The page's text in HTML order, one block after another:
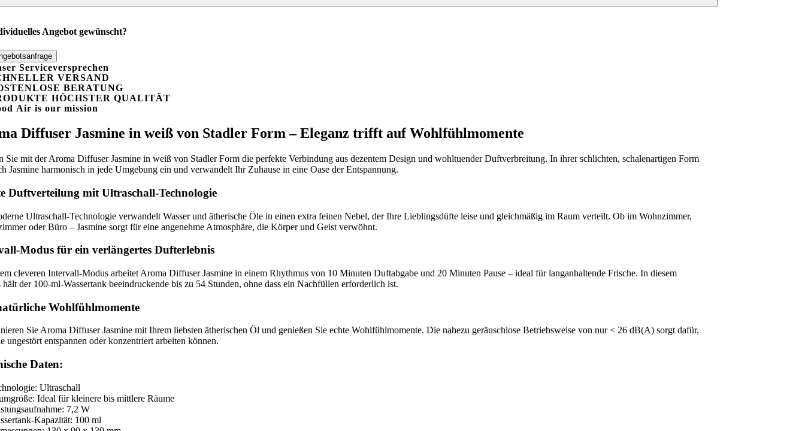
Angebot gewünscht?
Serviceversprechen
VERSAND
BERATUNG
HÖCHSTER QUALITÄT
Air is our mission
Diffuser Jasmine in weiß von Stadler Form – Eleganz trifft auf Wohlfühlmomente
Sie mit der Aroma Diffuser Jasmine in weiß von Stadler Form die perfekte Verbindung aus dezentem Design und wohltuender Duftverbreitung. In ihrer schlichten, schalenartigen Form
Jasmine harmonisch in jede Umgebung ein und verwandelt Ihr Zuhause in eine Oase der Entspannung.
Duftverteilung mit Ultraschall-Technologie
Ultraschall-Technologie verwandelt Wasser und ätherische Öle in einen extra feinen Nebel, der Ihre Lieblingsdüfte leise und gleichmäßig im Raum verteilt. Ob im Wohnzimmer,
oder Büro – Jasmine sorgt für eine angenehme Atmosphäre, die Körper und Geist verwöhnt.
Modus für ein verlängertes Dufterlebnis
cleveren Intervall-Modus arbeitet Aroma Diffuser Jasmine in einem Rhythmus von 10 Minuten Duftabgabe und 20 Minuten Pause – ideal für langanhaltende Frische. In diesem
hält der 100-ml-Wassertank beeindruckende bis zu 54 Stunden, ohne dass ein Nachfüllen erforderlich ist.
Wohlfühlmomente
Sie Aroma Diffuser Jasmine mit Ihrem liebsten ätherischen Öl und genießen Sie echte Wohlfühlmomente. Die nahezu geräuschlose Betriebsweise von nur < 26 dB(A) sorgt dafür,
ungestört entspannen oder konzentriert arbeiten können.
Daten:
Ultraschall
Ideal für kleinere bis mittlere Räume
7,2 W
Kapazität: 100 ml